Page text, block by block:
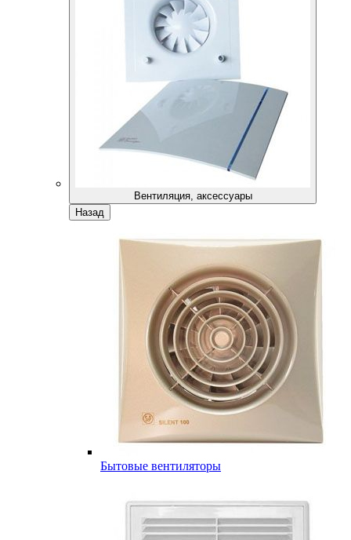
Вентиляция, аксессуары
Назад
Бытовые вентиляторы